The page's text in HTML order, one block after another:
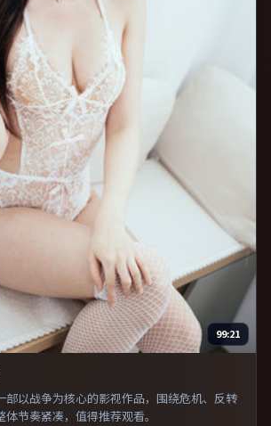
99:21
以战争为核心的影视作品，围绕危机、反转
节奏紧凑，值得推荐观看。